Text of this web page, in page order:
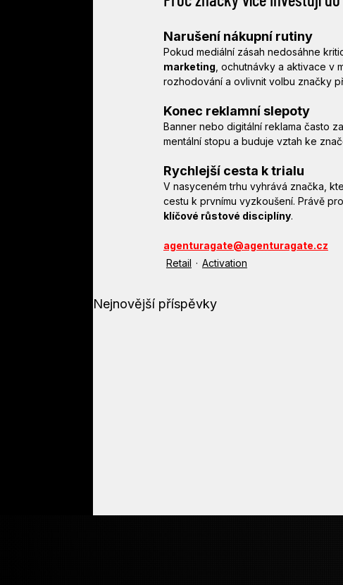
Narušení nákupní rutiny
Pokud mediální zásah nedosáhne
marketing, ochutnávky a aktivace v
rozhodování a ovlivnit volbu značky
Konec reklamní slepoty
Banner nebo digitální reklama často
mentální stopu a buduje vztah ke
Rychlejší cesta k trialu
V nasyceném trhu vyhrává značka,
cestu k prvnímu vyzkoušení. Právě
klíčové růstové disciplíny.
agenturagate@agenturagate.cz
Retail
Activation
Nejnovější příspěvky